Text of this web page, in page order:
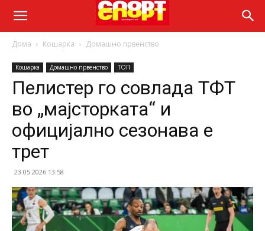
Дома Кошарка Домашно првенство
Кошарка Домашно првенство ТОП
Пелистер го совлада ТФТ
во „мајсторката“ и
официјално сезонава е
трет
23.05.2026 13:58